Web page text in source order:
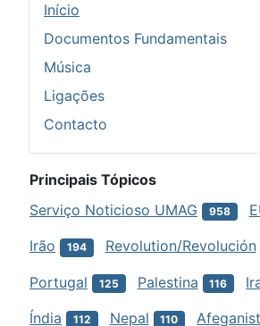
Início
Documentos Fundamentais
Música
Ligações
Contacto
Principais Tópicos
Serviço Noticioso UMAG
958
Irão 194 Revolution/Revolución
Portugal 125 Palestina 116
Índia 112 Nepal 110